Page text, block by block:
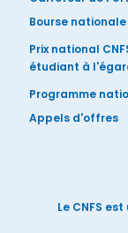
Bourse
Prix national
étudiant à
Programme
Appels d'offres
Le CNFS